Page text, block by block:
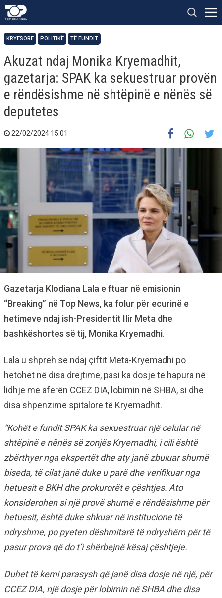
KRYESORE POLITIKË TË FUNDIT
Akuzat ndaj Monika Kryemadhit,
gazetarja: SPAK ka sekuestruar provën
e rëndësishme në shtëpinë e nënës së
deputetes
22/02/2024 15:01
Gazetarja Klodiana Lala e ftuar në emisionin
“Breaking” në Top News, ka folur për ecurinë e
hetimeve ndaj ish-Presidentit Ilir Meta dhe
bashkëshortes së tij, Monika Kryemadhi.
Lala u shpreh se ndaj çiftit Meta-Kryemadhi po
hetohet në disa drejtime, pasi ka dosje të hapura në
lidhje me aferën CCEZ DIA, lobimin në SHBA, si dhe
disa shpenzime spitalore të Kryemadhit.
“Kohët e fundit SPAK ka sekuestruar një celular në
shtëpinë e nënës së zonjës Kryemadhi, i cili është
zbërthyer nga ekspertët dhe aty janë zbuluar shumë
biseda, të cilat janë duke u parë dhe verifikuar nga
hetuesit e BKH dhe prokurorët e çështjes. Ato
konsiderohen si një provë shumë e rëndësishme për
hetuesit, është duke shkuar në institucione të
ndryshme, po pyeten dëshmitarë të ndryshëm për të
pasur prova që do t’i shërbejnë kësaj çështjeje.
Duhet të kemi parasysh që janë disa dosje në një, për
CCEZ DIA, një dosje për lobimin në SHBA dhe disa